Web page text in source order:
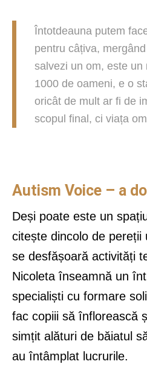
Întotdeauna putem
pentru câțiva,
salvezi un om, este un
1000 de oameni, e o
oricât de mult ar fi de
scopul final, ci viața
Autism Voice – a
Deși poate este un
citește dincolo de pereții
se desfășoară activități
Nicoleta înseamnă un
specialiști cu formare
fac copiii să înflorească
simțit alături de băiatul
au întâmplat lucrurile.